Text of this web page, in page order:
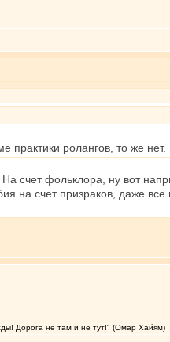
ролангов, то же нет.
счет фольклора, ну вот
на счет призраков, даже
Дорога не там и не тут!" (Омар Хайям)